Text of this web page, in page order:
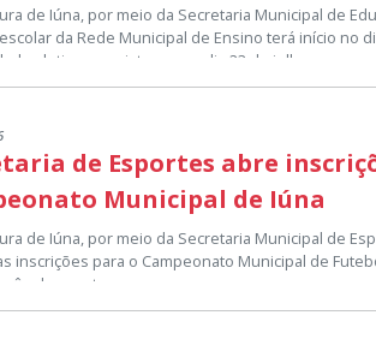
de Iúna, por meio da Secretaria Municipal de
da Rede Municipal de Ensino terá início no
letivas previsto para o dia 23 de julho.
Municipal de Educação deseja que todos os
esse período para fortalecer a convivência
boas lembranças, retornando às salas de
para os próximos desafios.
escolares serão retomadas normalmente no
da Rede Municipal de Ensino.
Comunicação Institucional
de Esportes abre
Municipal de Iúna
de Iúna, por meio da Secretaria Municipal de
inscrições para o Campeonato Municipal de
de agosto.